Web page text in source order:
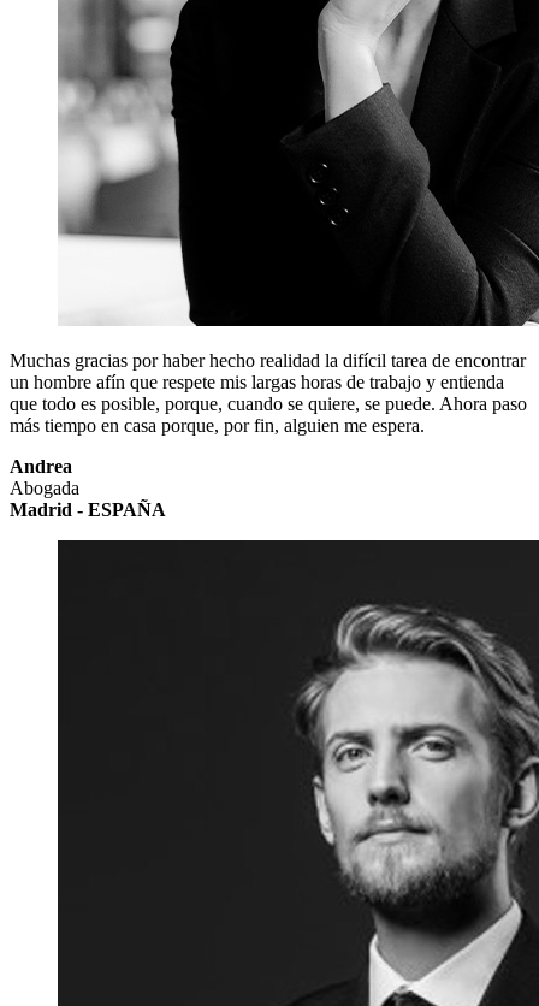
Muchas gracias por haber hecho realidad la difícil tarea de encontrar
un hombre afín que respete mis largas horas de trabajo y entienda
que todo es posible, porque, cuando se quiere, se puede. Ahora paso
más tiempo en casa porque, por fin, alguien me espera.
Andrea
Abogada
Madrid - ESPAÑA